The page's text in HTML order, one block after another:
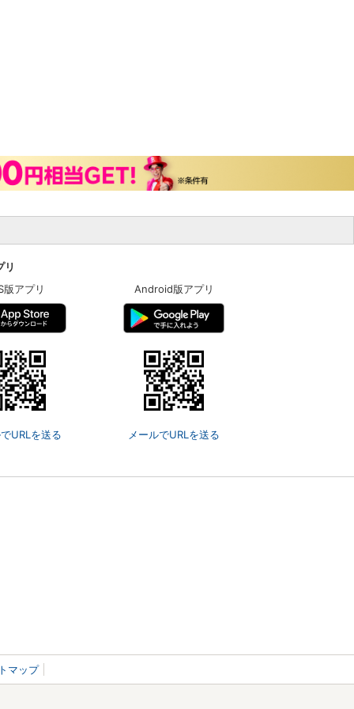
版アプリ
URLを送る
Android版アプリ
メールでURLを送る
マップ